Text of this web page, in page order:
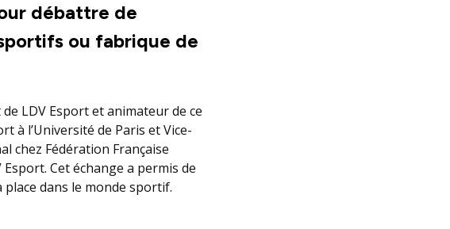
débattre de
ou fabrique de
LDV Esport et animateur de ce
à l’Université de Paris et Vice-
chez Fédération Française
Cet échange a permis de
place dans le monde sportif.